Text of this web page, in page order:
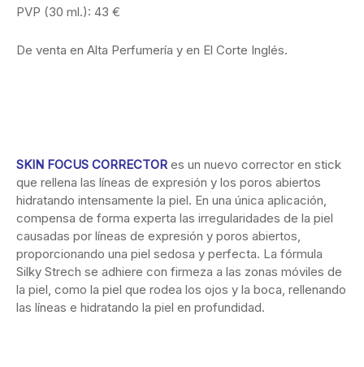
PVP (30 ml.): 43 €
De venta en Alta Perfumería y en El Corte Inglés.
SKIN FOCUS CORRECTOR es un nuevo corrector en stick
que rellena las líneas de expresión y los poros abiertos
hidratando intensamente la piel. En una única aplicación,
compensa de forma experta las irregularidades de la piel
causadas por líneas de expresión y poros abiertos,
proporcionando una piel sedosa y perfecta. La fórmula
Silky Strech se adhiere con firmeza a las zonas móviles de
la piel, como la piel que rodea los ojos y la boca, rellenando
las líneas e hidratando la piel en profundidad.